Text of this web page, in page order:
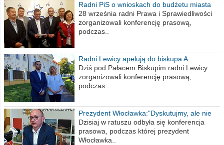
Radni PiS o wnioskach do budżetu miasta
na 2021 rok
28 września radni Prawa i Sprawiedliwości
zorganizowali konferencję prasową,
podczas..
Radni Lewicy apelują do biskupa A.
Wiesława Meringa
Dziś pod Pałacem Biskupim radni Lewicy
zorganizowali konferencję prasową,
podczas..
Prezydent Włocławka:"Dyskutujmy, ale nie
obrażajmy się”
Dzisiaj w ratuszu odbyła się konferencja
prasowa, podczas której prezydent
Włocławka..